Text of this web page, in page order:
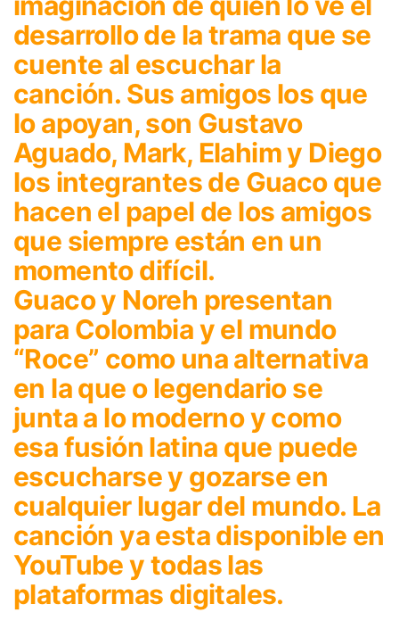
desarrollo de la trama que se
cuente al escuchar la
canción. Sus amigos los que
lo apoyan, son Gustavo
Aguado, Mark, Elahim y Diego
los integrantes de Guaco que
hacen el papel de los amigos
que siempre están en un
momento difícil.
Guaco y Noreh presentan
para Colombia y el mundo
“Roce” como una alternativa
en la que o legendario se
junta a lo moderno y como
esa fusión latina que puede
escucharse y gozarse en
cualquier lugar del mundo. La
canción ya esta disponible en
YouTube y todas las
plataformas digitales.